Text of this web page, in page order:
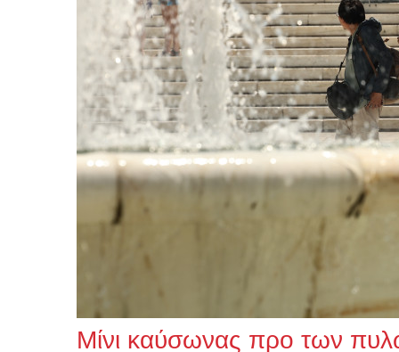
Μίνι καύσωνας προ των